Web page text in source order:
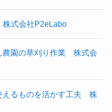
式会社P2eLabo
農園の草刈り作業 株式会
えるものを活かす工夫 株